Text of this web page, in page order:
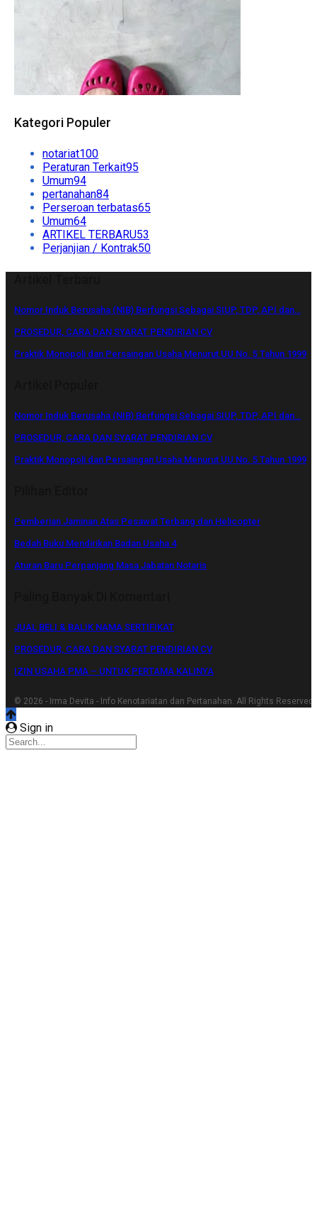
Kategori Populer
notariat100
Peraturan Terkait95
Umum94
pertanahan84
Perseroan terbatas65
Umum64
ARTIKEL TERBARU53
Perjanjian / Kontrak50
Nomor Induk Berusaha (NIB) Berfungsi Sebagai SIUP, TDP, API dan…
PROSEDUR, CARA DAN SYARAT PENDIRIAN CV
Praktik Monopoli dan Persaingan Usaha Menurut UU No. 5 Tahun 1999
Nomor Induk Berusaha (NIB) Berfungsi Sebagai SIUP, TDP, API dan…
PROSEDUR, CARA DAN SYARAT PENDIRIAN CV
Praktik Monopoli dan Persaingan Usaha Menurut UU No. 5 Tahun 1999
Pemberian Jaminan Atas Pesawat Terbang dan Helicopter
Bedah Buku Mendirikan Badan Usaha 4
Aturan Baru Perpanjang Masa Jabatan Notaris
JUAL BELI & BALIK NAMA SERTIFIKAT
PROSEDUR, CARA DAN SYARAT PENDIRIAN CV
IZIN USAHA PMA – UNTUK PERTAMA KALINYA
© 2026 - Irma Devita - Info Kenotariatan dan Pertanahan. All Rights Reserved.
Sign in